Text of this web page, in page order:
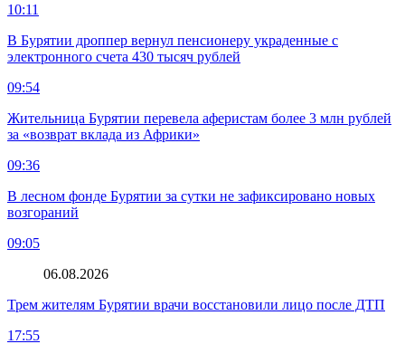
10:11
В Бурятии дроппер вернул пенсионеру украденные с
электронного счета 430 тысяч рублей
09:54
Жительница Бурятии перевела аферистам более 3 млн рублей
за «возврат вклада из Африки»
09:36
В лесном фонде Бурятии за сутки не зафиксировано новых
возгораний
09:05
06.08.2026
Трем жителям Бурятии врачи восстановили лицо после ДТП
17:55